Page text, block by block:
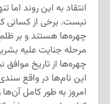
انتقاد به این روند اما
نیست. برخی از کسانی
چهره‌ها هستند و بر ظلم
مرحله جنایت علیه
چهره‌ها از تاریخ
این نام‌ها در واقع
امروز به طور کامل